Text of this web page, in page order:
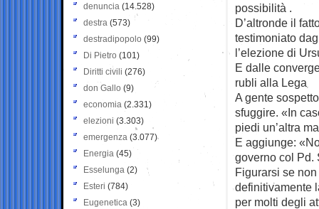
possibilità .
D’altronde il
testimoniato
l’elezione di
E dalle
rubli alla Lega
A gente
sfuggire. «In
piedi un’altra
E aggiunge:
governo col Pd.
Figurarsi se
definitivamente
per molti degli
denuncia (14.528)
destra (573)
destradipopolo (99)
Di Pietro (101)
Diritti civili (276)
don Gallo (9)
economia (2.331)
elezioni (3.303)
emergenza (3.077)
Energia (45)
Esselunga (2)
Esteri (784)
Eugenetica (3)